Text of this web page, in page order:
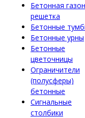
Бетонная
решетка
Бетонные
Бетонные урны
Бетонные
цветочницы
Ограничители
(полусферы)
бетонные
Сигнальные
столбики